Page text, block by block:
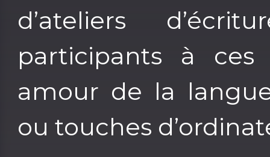
d’ateliers
participants à
amour de la
ou touches